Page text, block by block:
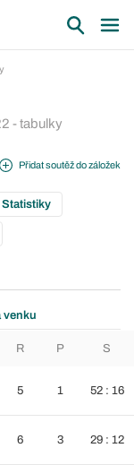
- tabulky
Přidat soutěž do záložek
Statistiky
venku
R P S
5 1 52 : 16
6 3 29 : 12